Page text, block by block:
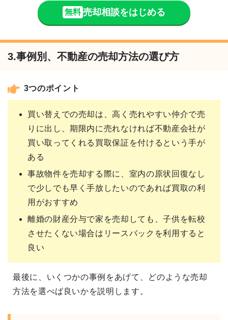
無料 売却相談をはじめる
3.事例別、不動産の売却方法の選び方
3つのポイント
買い替えでの売却は、高く売れやすい仲介で売
りに出し、期限内に売れなければ不動産会社が
買い取ってくれる買取保証を付けるという手が
ある
事故物件を売却する際に、室内の原状回復なし
で少しでも早く手放したいのであれば買取の利
用がおすすめ
離婚の財産分与で家を売却しても、子供を転校
させたくない場合はリースバックを利用すると
良い
最後に、いくつかの事例をあげて、どのような売却
方法を選べば良いかを説明します。